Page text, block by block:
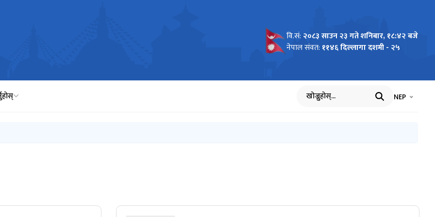
वि.सं: २०८३ साउन २३ गते शनिबार, १८:४२ बजे
नेपाल संवत: ११४६ दिल्लागा दशमी - २५
खोज्नुहोस् भाषा चयन
NEP